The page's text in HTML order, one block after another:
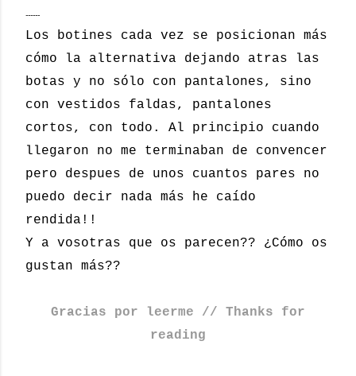
------
Los botines cada vez se posicionan más
cómo la alternativa dejando atras las
botas y no sólo con pantalones, sino
con vestidos faldas, pantalones
cortos, con todo. Al principio cuando
llegaron no me terminaban de convencer
pero despues de unos cuantos pares no
puedo decir nada más he caído
rendida!!
Y a vosotras que os parecen?? ¿Cómo os
gustan más??
Gracias por leerme // Thanks for
reading